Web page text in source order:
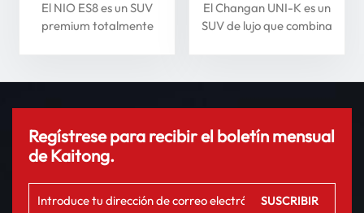
conducción inteligente
Vehículo de nueva
El NIO ES8 es un SUV
premium totalmente
características
de última generación, el
ES8 acelera de 0 a 100
km/h en sólo 4,9 segundos,
ofreciendo una
experiencia de conducción
de gasolina con vista
panorámica de 360
El Changan UNI-K es un
SUV de lujo que combina
Cuenta con un motor
potente, junto con
y un techo corredizo
panorámico para una
Regístrese para recibir el boletín mensual
de Kaitong.